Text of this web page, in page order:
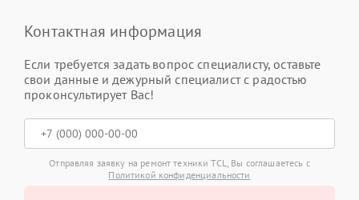
Контактная информация
Если требуется задать вопрос специалисту, оставьте
свои данные и дежурный специалист с радостью
проконсультирует Вас!
Отправляя заявку на ремонт техники TCL, Вы соглашаетесь с
Политикой конфиденциальности